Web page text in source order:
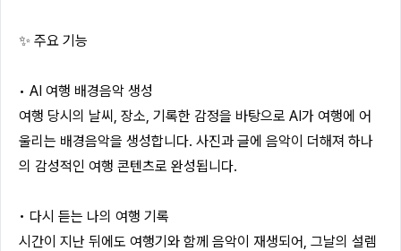
✨ 주요 기능
• AI 여행 배경음악 생성
여행 당시의 날씨, 장소, 기록한 감정을 바탕으로 AI가 여행에 어
울리는 배경음악을 생성합니다. 사진과 글에 음악이 더해져 하나
의 감성적인 여행 콘텐츠로 완성됩니다.
• 다시 듣는 나의 여행 기록
시간이 지난 뒤에도 여행기와 함께 음악이 재생되어, 그날의 설렘